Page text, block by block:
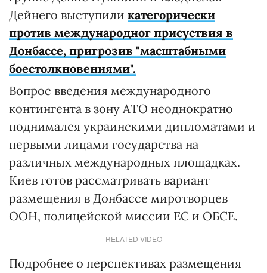
Дейнего выступили категорически
против международног присуствия в
Донбассе, пригрозив "масштабными
боестолкновениями".
Вопрос введения международного
контингента в зону АТО неоднократно
поднимался украинскими дипломатами и
первыми лицами государства на
различных международных площадках.
Киев готов рассматривать вариант
размещения в Донбассе миротворцев
ООН, полицейской миссии ЕС и ОБСЕ.
RELATED VIDEO
Подробнее о перспективах размещения